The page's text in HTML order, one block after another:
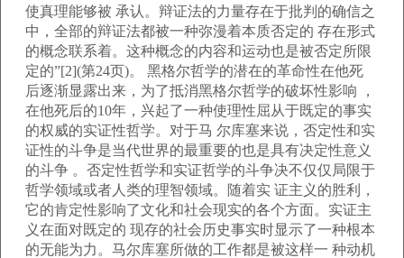
使真理能够被 承认。辩证法的力量存在于批判的确信之
中，全部的辩证法都被一种弥漫着本质否定的 存在形式
的概念联系着。这种概念的内容和运动也是被否定所限
定的”[2](第24页)。 黑格尔哲学的潜在的革命性在他死
后逐渐显露出来，为了抵消黑格尔哲学的破坏性影响 ，
在他死后的10年，兴起了一种使理性屈从于既定的事实
的权威的实证性哲学。对于马 尔库塞来说，否定性和实
证性的斗争是当代世界的最重要的也是具有决定性意义
的斗争 。否定性哲学和实证哲学的斗争决不仅仅局限于
哲学领域或者人类的理智领域。随着实 证主义的胜利，
它的肯定性影响了文化和社会现实的各个方面。实证主
义在面对既定的 现存的社会历史事实时显示了一种根本
的无能为力。马尔库塞所做的工作都是被这样一 种动机